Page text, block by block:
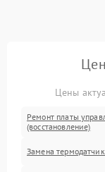
Цены
Ремонт платы
(восстановление)
Замена